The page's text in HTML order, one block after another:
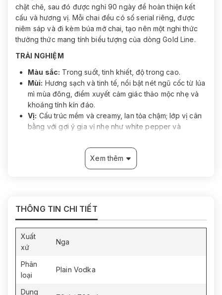
chặt chẽ, sau đó được nghỉ 90 ngày để hoàn thiện kết
cấu và hương vị. Mỗi chai đều có số serial riêng, được
niêm sáp và đi kèm búa mở chai, tạo nên một nghi thức
thưởng thức mang tính biểu tượng của dòng Gold Line.
TRẢI NGHIỆM
Màu sắc: Trong suốt, tinh khiết, độ trong cao.
Mùi: Hương sạch và tinh tế, nổi bật nét ngũ cốc từ lúa
mì mùa đông, điểm xuyết cảm giác thảo mộc nhẹ và
khoáng tính kín đáo.
Vị: Cấu trúc mềm và creamy, lan tỏa chậm; lớp vị cân
bằng với gợi ý gia vị nhẹ như white pepper và
Dài và sạch, để lại dư vị êm với dấu ấn
mềm và độ creamy.
Martini.
Có thể kết hợp cùng caviar tạo nên phong cách
thưởng thức mang tính biểu trưng của dòng Beluga
Xem thêm
THÔNG TIN CHI TIẾT
Xuất
xứ
Nga
Phân
loại
Plain Vodka
Dung